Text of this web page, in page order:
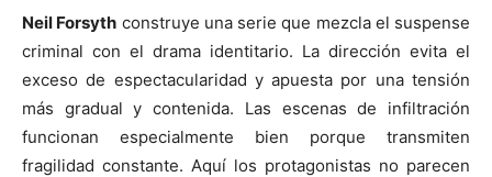
Neil Forsyth construye una serie que mezcla el suspense
criminal con el drama identitario. La dirección evita el
exceso de espectacularidad y apuesta por una tensión
más gradual y contenida. Las escenas de infiltración
funcionan especialmente bien porque transmiten
fragilidad constante. Aquí los protagonistas no parecen